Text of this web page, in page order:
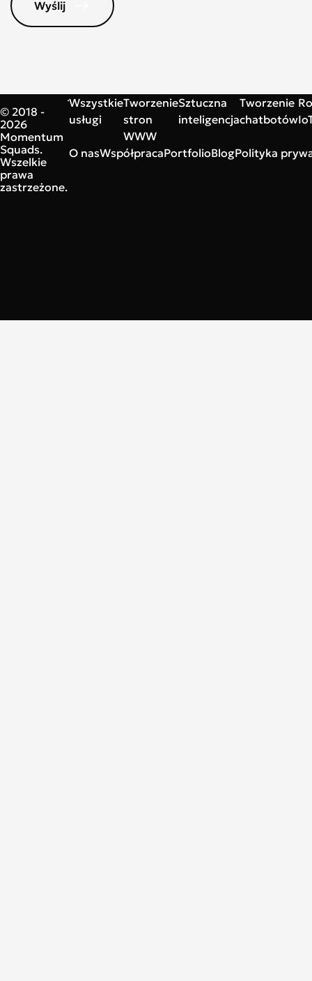
Wyślij
© 2018 -
2026
Momentum
Squads.
Wszelkie
prawa
zastrzeżone.
Wszystkie
usługi
Tworzenie
stron
WWW
Sztuczna
inteligencja
Tworzenie
chatbotów
O nasWspółpracaPortfolioBlogPolityka